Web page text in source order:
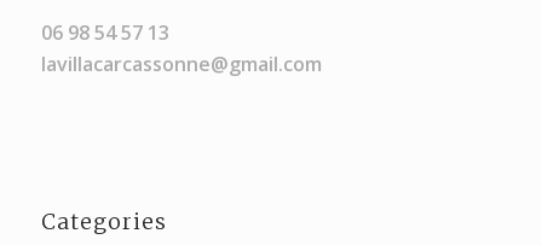
06 98 54 57 13
lavillacarcassonne@gmail.com
Categories